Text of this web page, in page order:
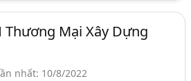
Thương Mại Xây Dựng
nhất: 10/8/2022